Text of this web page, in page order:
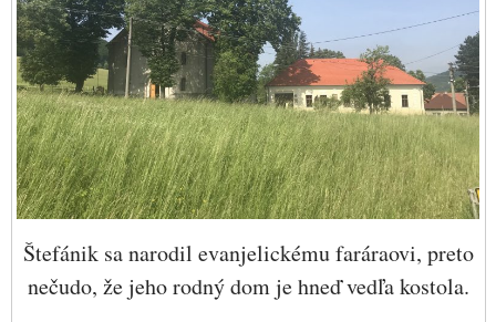
Štefánik sa narodil evanjelickému faráraovi, preto
nečudo, že jeho rodný dom je hneď vedľa kostola.